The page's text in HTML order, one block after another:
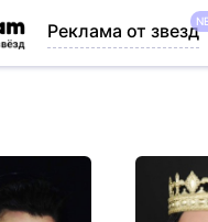
Реклама от звезд